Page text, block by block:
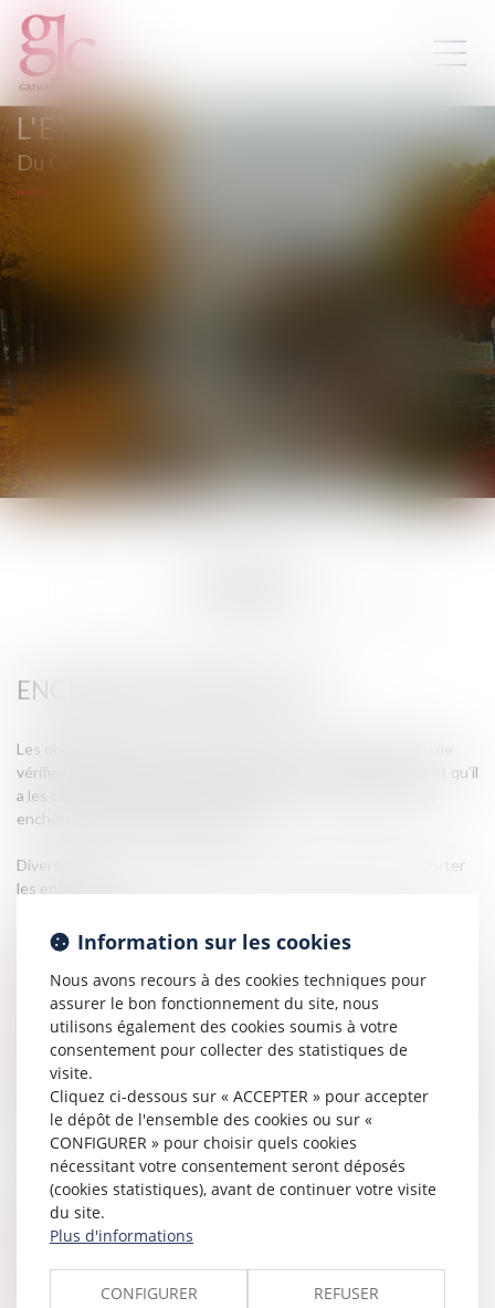
L'EXPERTISE
Du Cabinet
ENCHÈRES (FORMALITÉS)
Les obligations de l’avocat enchérisseur sont en premier lieu de
vérifier que l’enchérisseur n’a pas de lien avec la partie saisie et qu’il
a les capacités financières pour acquérir : il ne peut porter les
enchères pour un client insolvable.
Diverses pièces sont nécessaires pour que l’avocat puisse porter
les enchères :
PARTICULIERS
Copie d’un justificatif d’identité de chacun des enchérisseurs,
Dernier avis d’impôt,
Chèque de banque de 15 000 € à l’ordre de la CARPA,
Chèque de banque de 10% de la mise à prix avec un minimum de
3 000 € à l’ordre de Monsieur le Bâtonnier séquestre,
Attestation sur l’honneur de non condamnation en qualité de
marchand de sommeil pour chacun des enchérisseurs.
SOCIÉTÉS
Kbis,
Information sur les cookies
Nous avons recours à des cookies techniques pour
assurer le bon fonctionnement du site, nous
utilisons également des cookies soumis à votre
consentement pour collecter des statistiques de
visite.
Cliquez ci-dessous sur « ACCEPTER » pour accepter
le dépôt de l'ensemble des cookies ou sur «
CONFIGURER » pour choisir quels cookies
nécessitant votre consentement seront déposés
(cookies statistiques), avant de continuer votre visite
du site.
Plus d'informations
CONFIGURER REFUSER